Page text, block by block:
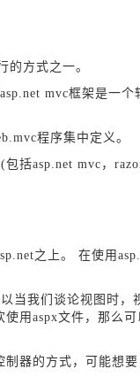
的方式之一。
mvc框架是一
程序集中定义。
括asp.net mvc，
之上。 在使用
当我们谈论视图时，
用aspx文件，那么
器的方式，可能想